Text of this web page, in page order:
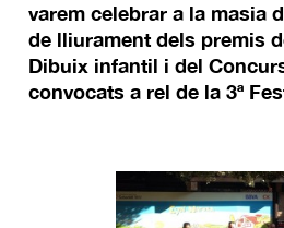
varem celebrar a la masia
de lliurament dels premis
Dibuix infantil i del
convocats a rel de la 3ª